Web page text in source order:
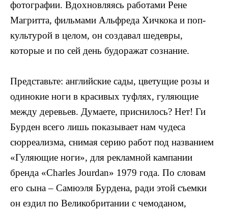
фотографии. Вдохновляясь работами Рене
Магритта, фильмами Альфреда Хичкока и поп-
культурой в целом, он создавал шедевры,
которые и по сей день будоражат сознание.
Представьте: английские сады, цветущие розы и
одинокие ноги в красивых туфлях, гуляющие
между деревьев. Думаете, приснилось? Нет! Ги
Бурден всего лишь показывает нам чудеса
сюрреализма, снимая серию работ под названием
«Гуляющие ноги», для рекламной кампании
бренда «Charles Jourdan» 1979 года. По словам
его сына – Самюэля Бурдена, ради этой съемки
он ездил по Великобритании с чемоданом,